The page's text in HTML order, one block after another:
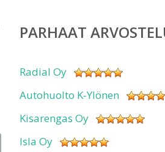
PARHAAT
Radial Oy
Autohuolto K-Ylönen
Kisarengas Oy
Isla Oy